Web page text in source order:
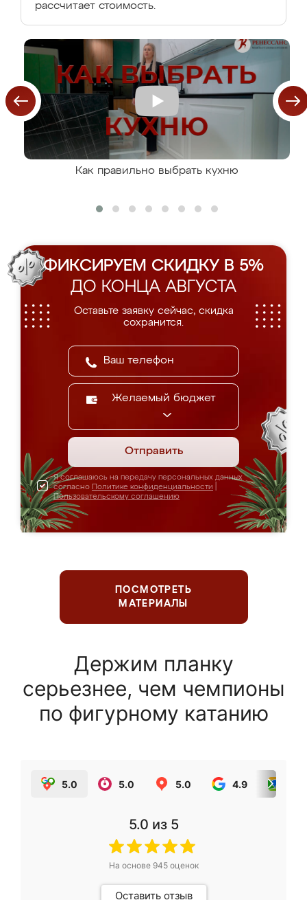
рассчитает стоимость.
Как правильно выбрать кухню
ФИКСИРУЕМ СКИДКУ В 5%
ДО КОНЦА АВГУСТА
Оставьте заявку сейчас, скидка
сохранится.
Желаемый бюджет
Отправить
Я соглашаюсь на передачу персональных данных
согласно Политике конфиденциальности
Пользовательскому соглашению
ПОСМОТРЕТЬ
МАТЕРИАЛЫ
Держим планку
серьезнее, чем чемпионы
по фигурному катанию
5.0 5.0 5.0 4.9
5.0 из 5
На основе 945оценок
Оставить отзыв